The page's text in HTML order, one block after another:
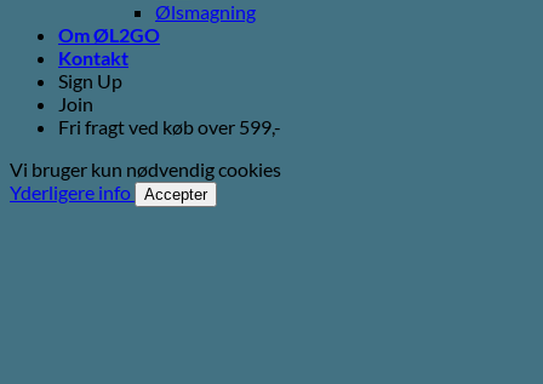
Ølsmagning
Om ØL2GO
Kontakt
Sign Up
Join
Fri fragt ved køb over 599,-
Vi bruger kun nødvendig cookies
Yderligere info
Accepter